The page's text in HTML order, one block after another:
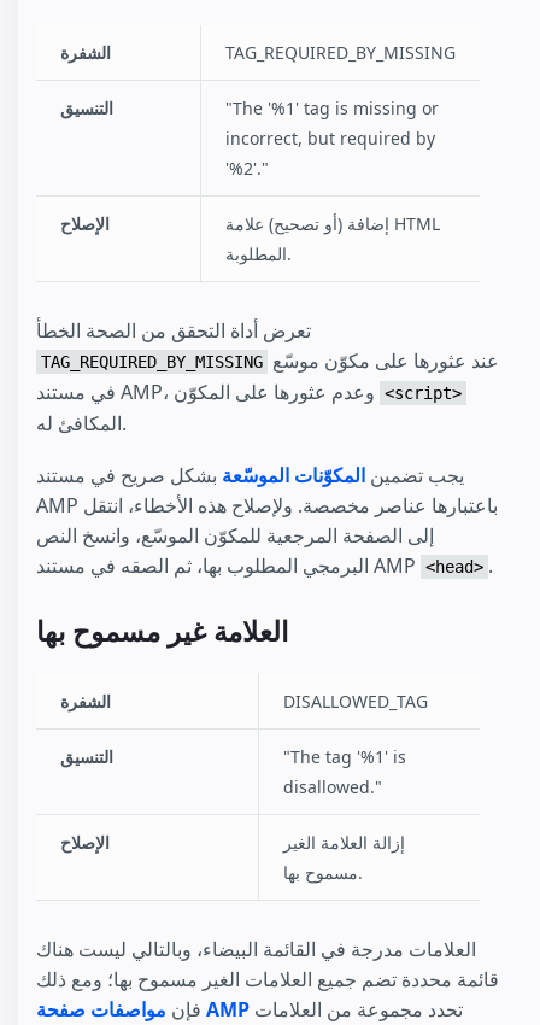
الشفرة TAG_REQUIRED_BY_MISSING
التنسيق
"The '%1' tag is missing or
incorrect, but required by
'%2'."
الإصلاح
إضافة (أو تصحيح) علامة HTML
المطلوبة.
تعرض أداة التحقق من الصحة الخطأ
TAG_REQUIRED_BY_MISSING
<script>
المكافئ له.
يجب تضمين المكوّنات الموسّعة بشكل صريح في مستند
AMP باعتبارها عناصر مخصصة. ولإصلاح هذه الأخطاء، انتقل
إلى الصفحة المرجعية للمكوّن الموسّع، وانسخ النص
البرمجي المطلوب بها، ثم الصقه في مستند AMP <head> .
العلامة غير مسموح بها
الشفرة DISALLOWED_TAG
التنسيق
"The tag '%1' is
disallowed."
الإصلاح
إزالة العلامة الغير
مسموح بها.
العلامات مدرجة في القائمة البيضاء، وبالتالي ليست هناك
قائمة محددة تضم جميع العلامات الغير مسموح بها؛ ومع ذلك
فإن مواصفات صفحة AMP